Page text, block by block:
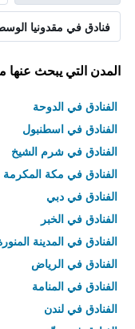
فنادق في مقدونيا
المدن التي يبحث عنها
الفنادق في الدوحة
الفنادق في اسطنبول
الفنادق في شرم الشيخ
الفنادق في مكة المكرمة
الفنادق في دبي
الفنادق في الخبر
الفنادق في المدينة
الفنادق في الرياض
الفنادق في المنامة
الفنادق في لندن